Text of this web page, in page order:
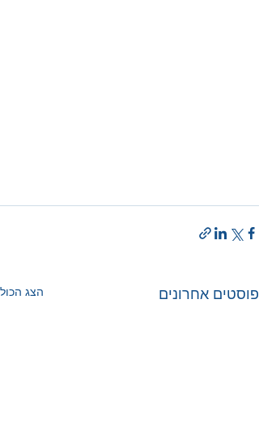
פוסטים אחרונים הצג הכול